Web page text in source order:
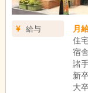
給与
月
住
宿
諸
新
大